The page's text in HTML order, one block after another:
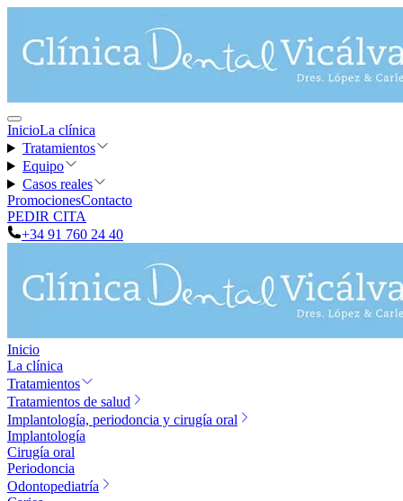
InicioLa clínica
Tratamientos
Equipo
Casos reales
PromocionesContacto
PEDIR CITA
+34 91 760 24 40
Inicio
La clínica
Tratamientos
Tratamientos de salud
Implantología, periodoncia y cirugía oral
Implantología
Cirugía oral
Periodoncia
Odontopediatría